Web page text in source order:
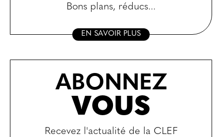
Bons plans, réducs...
EN SAVOIR PLUS
ABONNEZ
VOUS
Recevez l'actualité de la CLEF